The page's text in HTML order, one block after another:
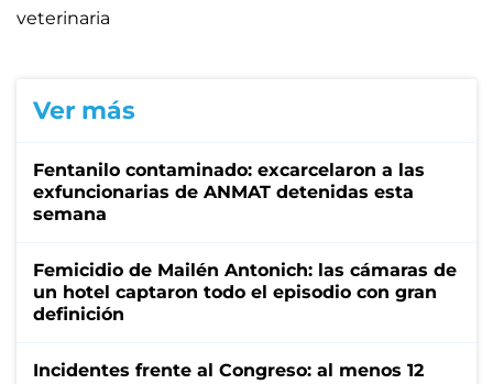
veterinaria
Ver más
Fentanilo contaminado: excarcelaron a las
exfuncionarias de ANMAT detenidas esta
semana
Femicidio de Mailén Antonich: las cámaras de
un hotel captaron todo el episodio con gran
definición
Incidentes frente al Congreso: al menos 12